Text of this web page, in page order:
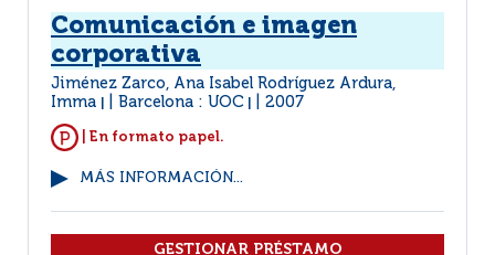
Comunicación e imagen
corporativa
Jiménez Zarco, Ana Isabel Rodríguez Ardura,
Imma
Barcelona : UOC 2007
| En formato papel.
MÁS INFORMACIÓN...